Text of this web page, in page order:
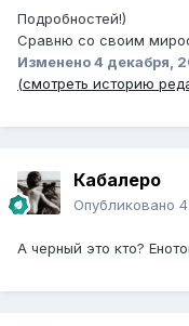
Подробностей!)
Сравню со своим
Изменено4 декабря,
(смотреть историю
Кабалеро
Опубликовано
А черный это кто?